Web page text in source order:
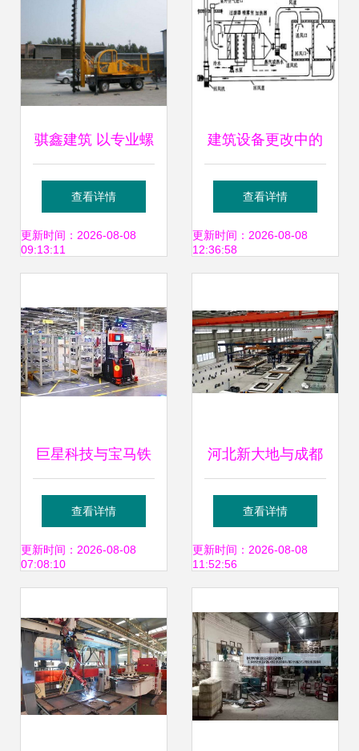
骐鑫建筑 以专业螺
旋打桩机服务，夯
实鱼台地区建筑根
查看详情
更新时间：2026-08-08
09:13:11
建筑设备更改中的
脚手架应用与管理
查看详情
更新时间：2026-08-08
12:36:58
巨星科技与宝马铁
西工厂合作投运，
智能机器人技术提
高度
查看详情
更新时间：2026-08-08
07:08:10
河北新大地与成都
建工强强联手，以
全装配式技术革新
工
查看详情
更新时间：2026-08-08
11:52:56